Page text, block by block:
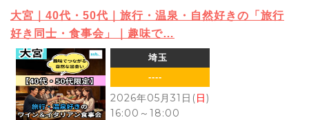
大宮｜40代・50代｜旅行・温泉・自然好きの「旅行
好き同士・食事会」｜趣味で…
埼玉
----
2026年05月31日(日)
16:00 ～ 18:00